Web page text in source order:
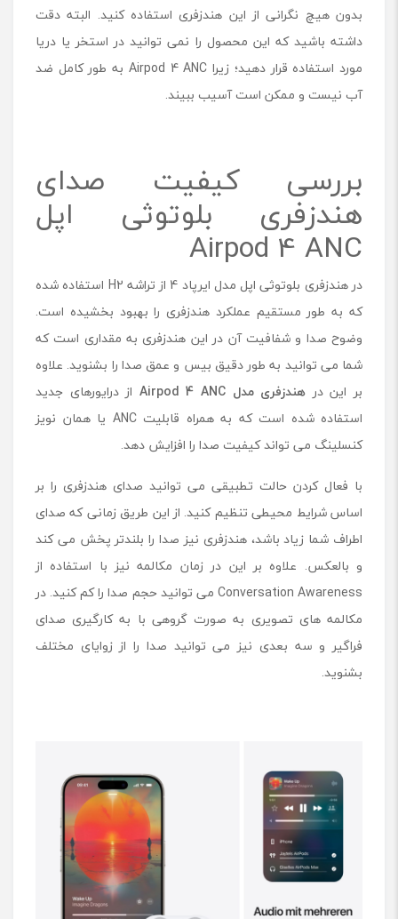
بدون هیچ نگرانی از این هندزفری استفاده کنید. البته دقت
داشته باشید که این محصول را نمی توانید در استخر یا دریا
مورد استفاده قرار دهید؛ زیرا Airpod 4 ANC به طور کامل ضد
آب نیست و ممکن است آسیب ببیند.
بررسی کیفیت صدای
هندزفری بلوتوثی اپل
Airpod 4 ANC
در هندزفری بلوتوثی اپل مدل ایرپاد 4 از تراشه H2 استفاده شده
که به طور مستقیم عملکرد هندزفری را بهبود بخشیده است.
وضوح صدا و شفافیت آن در این هندزفری به مقداری است که
شما می توانید به طور دقیق بیس و عمق صدا را بشنوید. علاوه
بر این در هندزفری مدل Airpod 4 ANC از درایورهای جدید
استفاده شده است که به همراه قابلیت ANC یا همان نویز
کنسلینگ می تواند کیفیت صدا را افزایش دهد.
با فعال کردن حالت تطبیقی می توانید صدای هندزفری را بر
اساس شرایط محیطی تنظیم کنید. از این طریق زمانی که صدای
اطراف شما زیاد باشد، هندزفری نیز صدا را بلندتر پخش می کند
و بالعکس. علاوه بر این در زمان مکالمه نیز با استفاده از
Conversation Awareness می توانید حجم صدا را کم کنید. در
مکالمه های تصویری به صورت گروهی با به کارگیری صدای
فراگیر و سه بعدی نیز می توانید صدا را از زوایای مختلف
بشنوید.